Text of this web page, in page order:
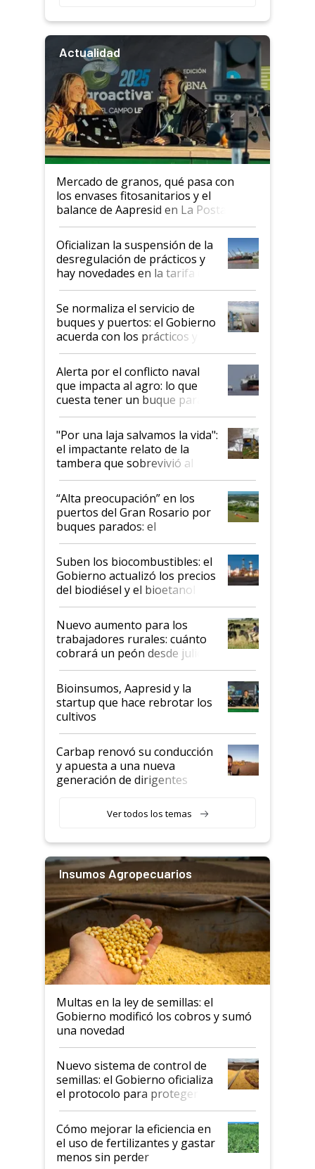
Actualidad
Mercado de granos, qué pasa con
los envases fitosanitarios y el
balance de Aapresid en La Posta
Oficializan la suspensión de la
desregulación de prácticos y
hay novedades en la tarifa de
la hidrovía
Se normaliza el servicio de
buques y puertos: el Gobierno
acuerda con los prácticos y
suspende el decreto de
desregulación
Alerta por el conflicto naval
que impacta al agro: lo que
cuesta tener un buque parado
y el peligro de que Argentina
pase a ser "país sucio"
"Por una laja salvamos la vida":
el impactante relato de la
tambera que sobrevivió al
tornado
“Alta preocupación” en los
puertos del Gran Rosario por
buques parados: el
funcionamiento de las
exportadoras en tensión tras
la medida de fuerza de los
prácticos
Suben los biocombustibles: el
Gobierno actualizó los precios
del biodiésel y el bioetanol
Nuevo aumento para los
trabajadores rurales: cuánto
cobrará un peón desde julio
Bioinsumos, Aapresid y la
startup que hace rebrotar los
cultivos
Carbap renovó su conducción
y apuesta a una nueva
generación de dirigentes
Ver todos los temas
Insumos Agropecuarios
Multas en la ley de semillas: el
Gobierno modificó los cobros y sumó
una novedad
Nuevo sistema de control de
semillas: el Gobierno oficializa
el protocolo para proteger la
propiedad intelectual
Cómo mejorar la eficiencia en
el uso de fertilizantes y gastar
menos sin perder